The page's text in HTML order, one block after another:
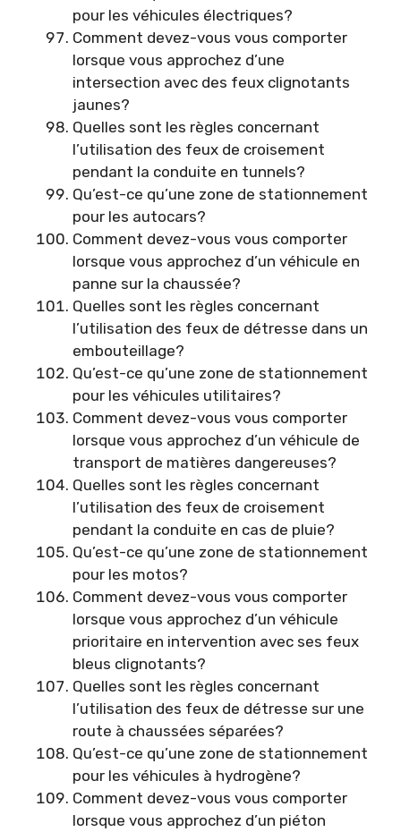
pour les véhicules électriques?
Comment devez-vous vous comporter
lorsque vous approchez d’une
intersection avec des feux clignotants
jaunes?
Quelles sont les règles concernant
l’utilisation des feux de croisement
pendant la conduite en tunnels?
Qu’est-ce qu’une zone de stationnement
pour les autocars?
Comment devez-vous vous comporter
lorsque vous approchez d’un véhicule en
panne sur la chaussée?
Quelles sont les règles concernant
l’utilisation des feux de détresse dans un
embouteillage?
Qu’est-ce qu’une zone de stationnement
pour les véhicules utilitaires?
Comment devez-vous vous comporter
lorsque vous approchez d’un véhicule de
transport de matières dangereuses?
Quelles sont les règles concernant
l’utilisation des feux de croisement
pendant la conduite en cas de pluie?
Qu’est-ce qu’une zone de stationnement
pour les motos?
Comment devez-vous vous comporter
lorsque vous approchez d’un véhicule
prioritaire en intervention avec ses feux
bleus clignotants?
Quelles sont les règles concernant
l’utilisation des feux de détresse sur une
route à chaussées séparées?
Qu’est-ce qu’une zone de stationnement
pour les véhicules à hydrogène?
Comment devez-vous vous comporter
lorsque vous approchez d’un piéton